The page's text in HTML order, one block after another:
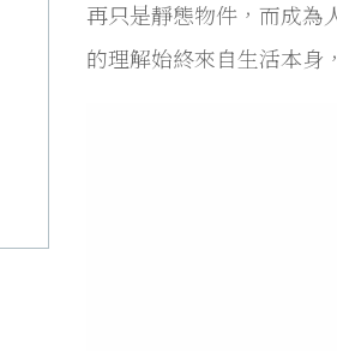
再只是靜態物件，而成為
的理解始終來自生活本身